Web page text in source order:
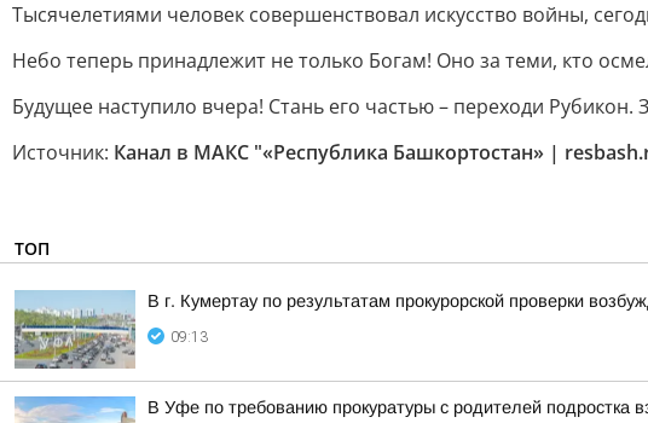
Тысячелетиями человек совершенствовал искусство войны,
Небо теперь принадлежит не только Богам! Оно за теми, кто
Будущее наступило вчера! Стань его частью – переходи Рубикон.
Источник: Канал в МАКС "«Республика Башкортостан» |
ТОП
В г. Кумертау по результатам прокурорской проверки
09:13
В Уфе по требованию прокуратуры с родителей подростка